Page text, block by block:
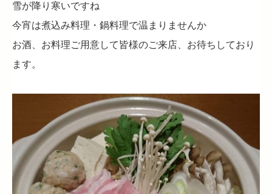
雪が降り寒いですね
今宵は煮込み料理・鍋料理で温まりませんか
お酒、お料理ご用意して皆様のご来店、お待ちしており
ます。